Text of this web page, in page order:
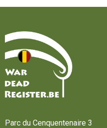
Parc du Cenquentenaire 3